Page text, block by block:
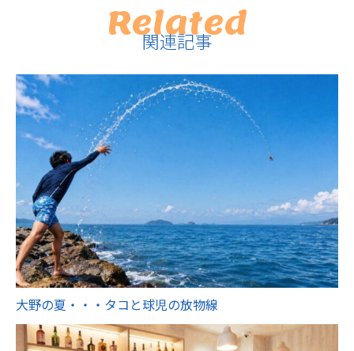
Related
関連記事
大野の夏・・・タコと球児の放物線